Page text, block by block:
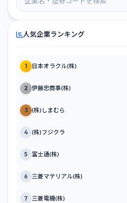
人気企業ランキング
1 日本オラクル(株)
2 伊藤忠商事(株)
3 (株)しまむら
4 (株)フジクラ
5 富士通(株)
6 三菱マテリアル(株)
7 三菱電機(株)